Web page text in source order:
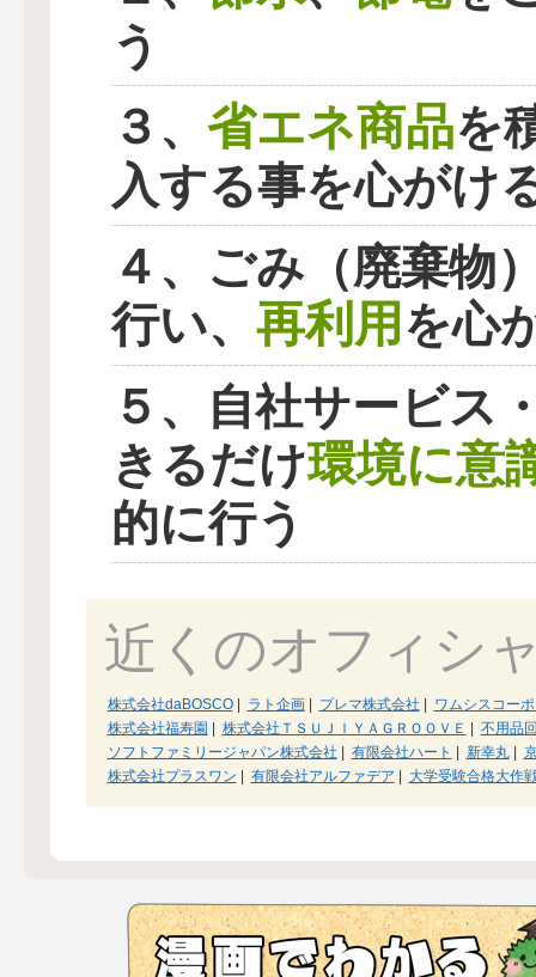
う
３、 省エネ商品を
入する事を心がけ
４、ごみ（廃棄物
行い、 再利用を心
５、自社サービス
きるだけ環境に意
的に行う
近くのオフィシ
株式会社daBOSCO| ラト企画| プレマ株式会社
ワムシスコー
株式会社福寿園
株式会社ＴＳＵＪＩＹＡＧＲＯＯＶＥ
不用品
ソフトファミリージャパン株式会社
有限会社ハート 新幸丸|
株式会社プラスワン
有限会社アルファデア 大学受験合格大作